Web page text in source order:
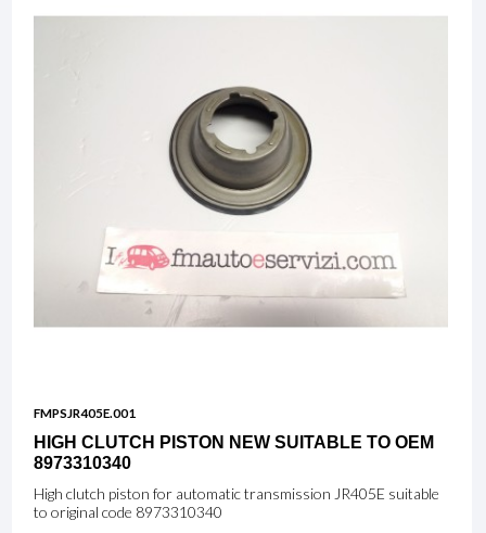
FMPSJR405E.001
HIGH CLUTCH PISTON NEW SUITABLE TO OEM
8973310340
High clutch piston for automatic transmission JR405E suitable
to original code 8973310340